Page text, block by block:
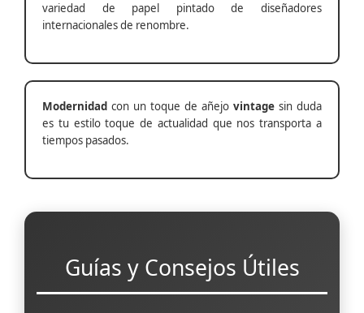
variedad de papel pintado de diseñadores
internacionales de renombre.
Modernidad con un toque de añejo vintage sin duda
es tu estilo toque de actualidad que nos transporta a
tiempos pasados.
Guías y Consejos Útiles